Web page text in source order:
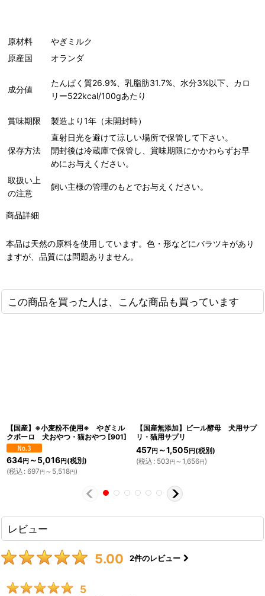
商品詳細
原材料
やぎミルク
原産国
オランダ
成分値
たんぱく質26.9%、乳脂肪31.7%、水分3%以下、カロ
リー522kcal/100gあたり
賞味期限 製造より1年（未開封時）
保存方法
直射日光を避けて涼しい場所で保管して下さい。
開封後は冷蔵庫で保管し、賞味期限にかかわらずお早
めにお与えください。
取扱い上
の注意
飼い主様の管理のもとでお与えください。
本品は天然の原料を使用しています。色・形などにバラツキがあり
ますが、品質には問題ありません。
この商品を買った人は、こんな商品も買っています
【国産】※小麦粉不使用※ やぎミル
クボーロ 犬おやつ・猫おやつ [901]
634円 ～5,016円 (税別)
(税込 : 697円 ～5,518円)
【国産無添加】ビール酵母 犬用サプ
リ・猫用サプリ
457円 ～1,505円 (税別)
(税込 : 503円 ～1,656円)
レビュー
5.00 2件のレビュー
5